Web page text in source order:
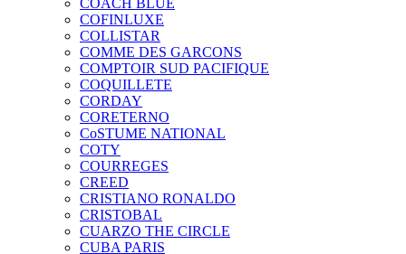
COACH BLUE
COFINLUXE
COLLISTAR
COMME DES GARCONS
COMPTOIR SUD PACIFIQUE
COQUILLETE
CORDAY
CORETERNO
CoSTUME NATIONAL
COTY
COURREGES
CREED
CRISTIANO RONALDO
CRISTOBAL
CUARZO THE CIRCLE
CUBA PARIS